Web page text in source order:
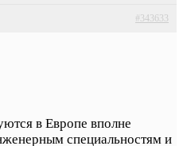
#343633
в Европе вполне
специальностям и